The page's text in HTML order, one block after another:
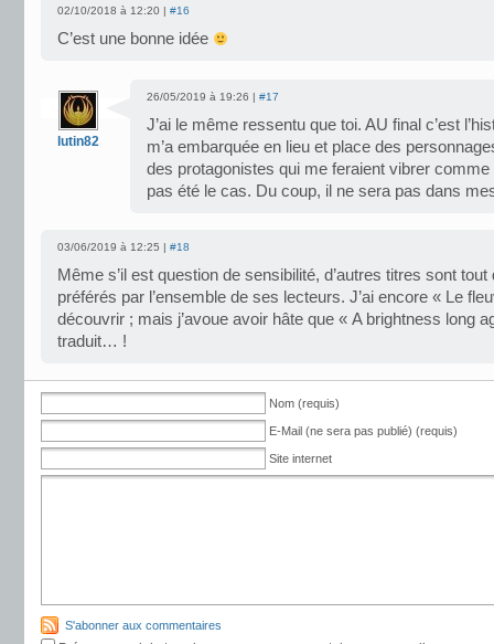
02/10/2018 à 12:20 | #16
C’est une bonne idée
lutin82
26/05/2019 à 19:26 | #17
J’ai le même ressentu que toi. AU final c’est
m’a embarquée en lieu et place des
des protagonistes qui me feraient vibrer comme
pas été le cas. Du coup, il ne sera pas dans
03/06/2019 à 12:25 | #18
Même s’il est question de sensibilité, d’autres titres sont
préférés par l’ensemble de ses lecteurs. J’ai encore « Le
découvrir ; mais j’avoue avoir hâte que « A brightness long
traduit… !
Nom (requis)
E-Mail (ne sera pas publié) (requis)
Site internet
S'abonner aux commentaires